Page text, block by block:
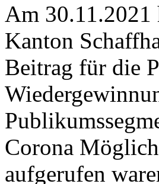
Am 30.11.2021
Kanton
Beitrag für die
Corona
aufgerufen